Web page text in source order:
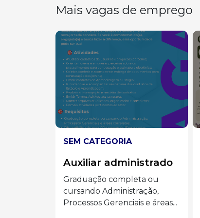
Mais vagas de emprego
SEM CATEGORIA
Vendedora
📢 Estamos contratando:
Vendedora Presencial Siga o
Eder Luiz...